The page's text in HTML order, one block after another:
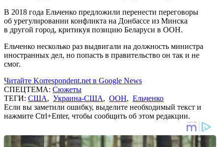
В 2018 года Ельченко предложили перенести переговоры
об урегулировании конфликта на Донбассе из Минска
в другой город, критикуя позицию Беларуси в ООН.
Ельченко несколько раз выдвигали на должность министра
иностранных дел, но попасть в правительство он так и не
смог.
Читайте Korrespondent.net в Google News
СПЕЦТЕМА: Сюжеты
ТЕГИ: США, Украина-США, ООН, Ельченко
Если вы заметили ошибку, выделите необходимый текст и
нажмите Ctrl+Enter, чтобы сообщить об этом редакции.